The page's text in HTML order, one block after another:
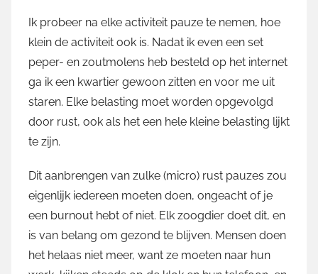
i
n
Ik probeer na elke activiteit pauze te nemen, hoe
klein de activiteit ook is. Nadat ik even een set
peper- en zoutmolens heb besteld op het internet
ga ik een kwartier gewoon zitten en voor me uit
staren. Elke belasting moet worden opgevolgd
door rust, ook als het een hele kleine belasting lijkt
te zijn.
Dit aanbrengen van zulke (micro) rust pauzes zou
eigenlijk iedereen moeten doen, ongeacht of je
een burnout hebt of niet. Elk zoogdier doet dit, en
is van belang om gezond te blijven. Mensen doen
het helaas niet meer, want ze moeten naar hun